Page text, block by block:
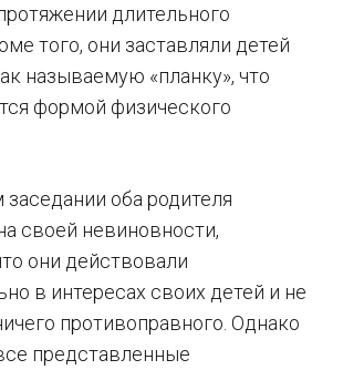
длительного
того, они заставляли детей
называемую «планку», что
формой физического
оба родителя
своей невиновности,
они действовали
в интересах своих детей и не
противоправного. Однако
представленные